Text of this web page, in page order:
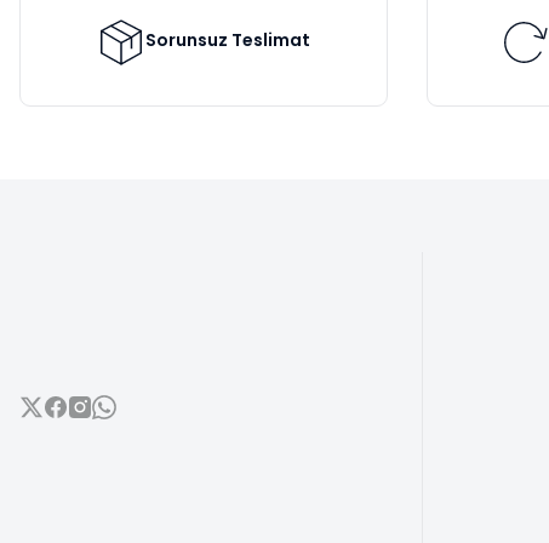
Bu ürüne benzer farklı alternatifler olmalı.
Sorunsuz Teslimat